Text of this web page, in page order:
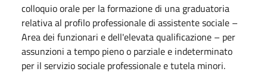
colloquio orale per la formazione di una graduatoria
relativa al profilo professionale di assistente sociale –
Area dei funzionari e dell'elevata qualificazione – per
assunzioni a tempo pieno o parziale e indeterminato
per il servizio sociale professionale e tutela minori.